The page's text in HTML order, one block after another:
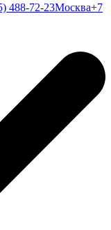
488-72-23Москва+7